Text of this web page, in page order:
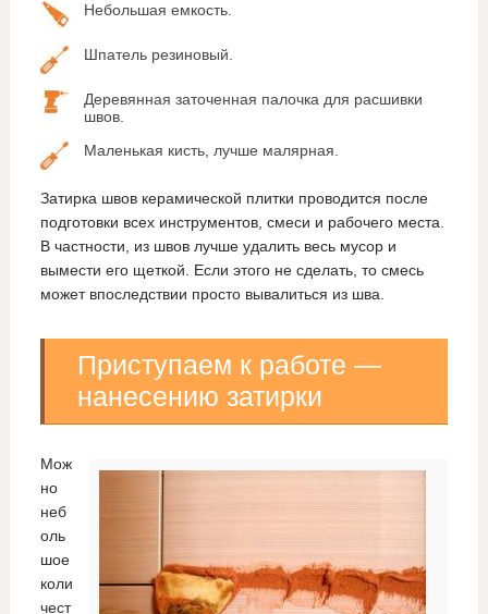
Небольшая емкость.
Шпатель резиновый.
Деревянная заточенная палочка для расшивки
швов.
Маленькая кисть, лучше малярная.
Затирка швов керамической плитки проводится после
подготовки всех инструментов, смеси и рабочего места.
В частности, из швов лучше удалить весь мусор и
вымести его щеткой. Если этого не сделать, то смесь
может впоследствии просто вывалиться из шва.
Приступаем к работе —
нанесению затирки
Мож
но
неб
оль
шое
коли
чест